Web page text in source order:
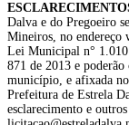
Dalva e do Pregoeiro
Mineiros, no
Lei Municipal n°
871 de 2013 e
município, e afixada
Prefeitura de Estrela
esclarecimento e